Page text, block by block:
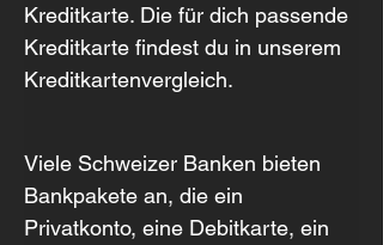
Kreditkarte. Die für dich passende
Kreditkarte findest du in unserem
Kreditkartenvergleich.
Viele Schweizer Banken bieten
Bankpakete an, die ein
Privatkonto, eine Debitkarte, ein